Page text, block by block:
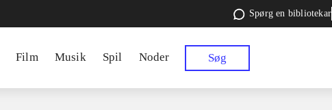
Spørg en bibliotekar
Film Musik Spil Noder Søg